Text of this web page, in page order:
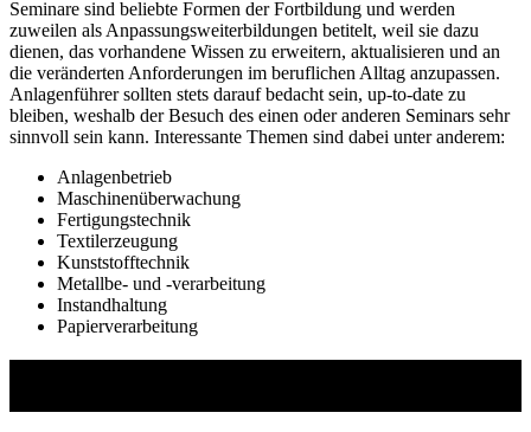
Seminare sind beliebte Formen der Fortbildung und werden
zuweilen als Anpassungsweiterbildungen betitelt, weil sie dazu
dienen, das vorhandene Wissen zu erweitern, aktualisieren und an
die veränderten Anforderungen im beruflichen Alltag anzupassen.
Anlagenführer sollten stets darauf bedacht sein, up-to-date zu
bleiben, weshalb der Besuch des einen oder anderen Seminars sehr
sinnvoll sein kann. Interessante Themen sind dabei unter anderem:
Anlagenbetrieb
Maschinenüberwachung
Fertigungstechnik
Textilerzeugung
Kunststofftechnik
Metallbe- und -verarbeitung
Instandhaltung
Papierverarbeitung